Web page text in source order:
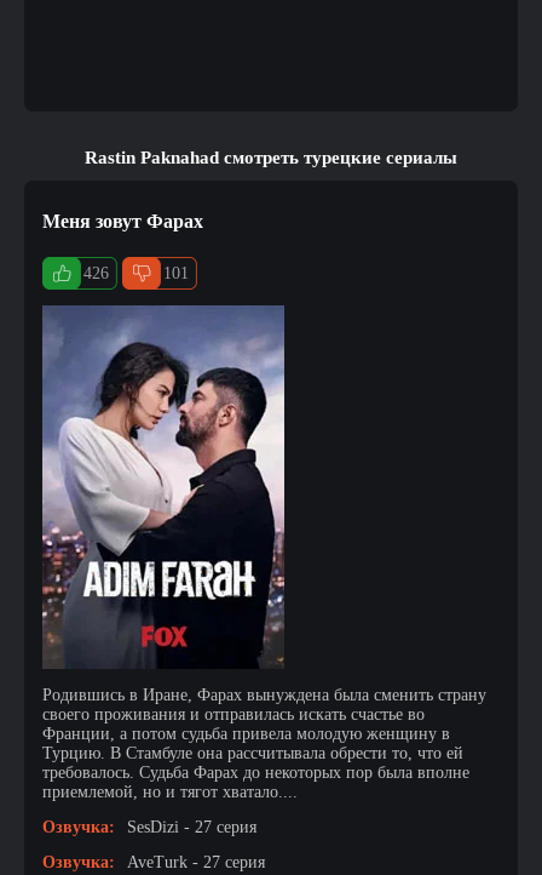
Rastin Paknahad смотреть турецкие сериалы
Меня зовут Фарах
426 101
Родившись в Иране, Фарах вынуждена была сменить страну
своего проживания и отправилась искать счастье во
Франции, а потом судьба привела молодую женщину в
Турцию. В Стамбуле она рассчитывала обрести то, что ей
требовалось. Судьба Фарах до некоторых пор была вполне
приемлемой, но и тягот хватало....
Озвучка:
SesDizi - 27 серия
Озвучка:
AveTurk - 27 серия